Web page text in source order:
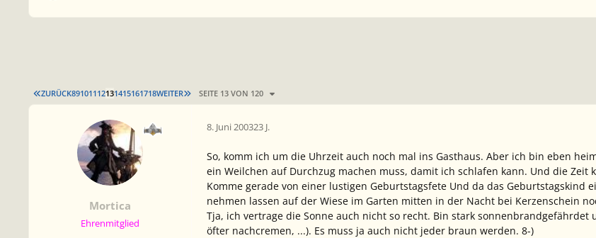
ERSTE SEITE
ZURÜCK89101112131415161718WEITER LETZTE SEITE
SEITE 13 VON 120
Mortica
Ehrenmitglied
8. Juni 200323 J.
So, komm ich um die Uhrzeit auch noch mal ins Gasthaus. Aber ich bin eben
ein Weilchen auf Durchzug machen muss, damit ich schlafen kann. Und die
Komme gerade von einer lustigen Geburtstagsfete Und da das
nehmen lassen auf der Wiese im Garten mitten in der Nacht bei Kerzenschein
Tja, ich vertrage die Sonne auch nicht so recht. Bin stark
öfter nachcremen, ...). Es muss ja auch nicht jeder braun werden. 8-)